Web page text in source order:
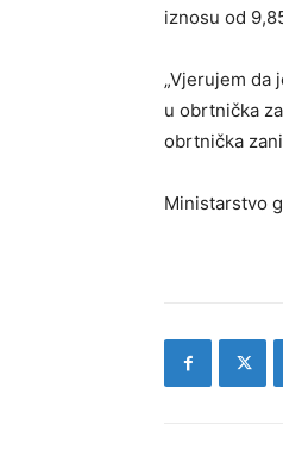
iznosu od
„Vjerujem da
u obrtnička
obrtnička
Ministarstvo